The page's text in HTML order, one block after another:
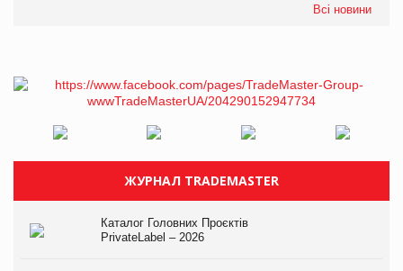
Всі новини
ЖУРНАЛ TRADEMASTER
Каталог Головних Проєктів
PrivateLabel – 2026